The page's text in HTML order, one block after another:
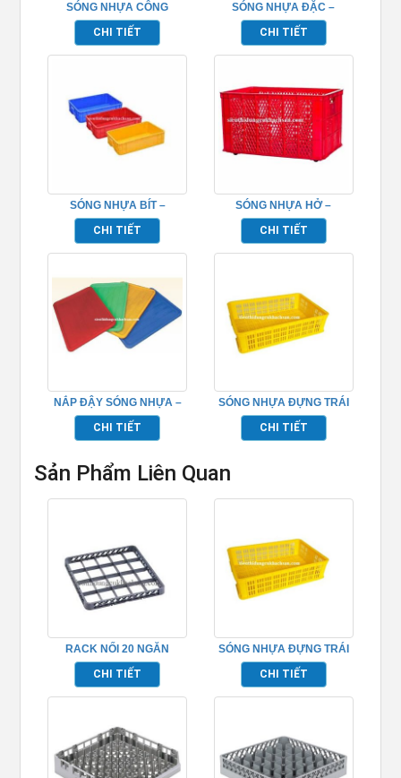
SÓNG NHỰA CÔNG
NGHIỆP – TPHM049
CHI TIẾT
SÓNG NHỰA ĐẶC –
TPHM047
CHI TIẾT
SÓNG NHỰA BÍT –
TPHM048
CHI TIẾT
SÓNG NHỰA HỞ –
TPHM061
CHI TIẾT
NẮP ĐẬY SÓNG NHỰA –
TPHM062
CHI TIẾT
SÓNG NHỰA ĐỰNG TRÁI
CÂY – TPHM053
CHI TIẾT
Sản Phẩm Liên Quan
RACK NỐI 20 NGĂN
TP691016
CHI TIẾT
SÓNG NHỰA ĐỰNG TRÁI
CÂY – TPHM053
CHI TIẾT